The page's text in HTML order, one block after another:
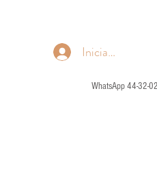
WhatsApp 44-32-
Iniciar sesión